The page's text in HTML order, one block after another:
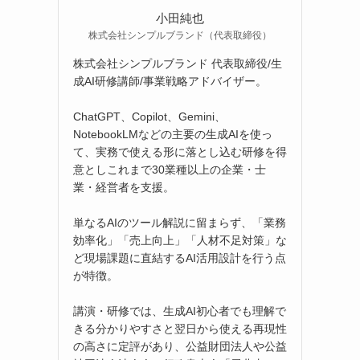
小田純也
株式会社シンプルブランド（代表取締役）
株式会社シンプルブランド 代表取締役/生
成AI研修講師/事業戦略アドバイザー。
ChatGPT、Copilot、Gemini、
NotebookLMなどの主要の生成AIを使っ
て、実務で使える形に落とし込む研修を得
意としこれまで30業種以上の企業・士
業・経営者を支援。
単なるAIのツール解説に留まらず、「業務
効率化」「売上向上」「人材不足対策」な
ど現場課題に直結するAI活用設計を行う点
が特徴。
講演・研修では、生成AI初心者でも理解で
きる分かりやすさと翌日から使える再現性
の高さに定評があり、公益財団法人や公益